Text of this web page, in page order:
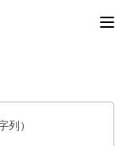
列）